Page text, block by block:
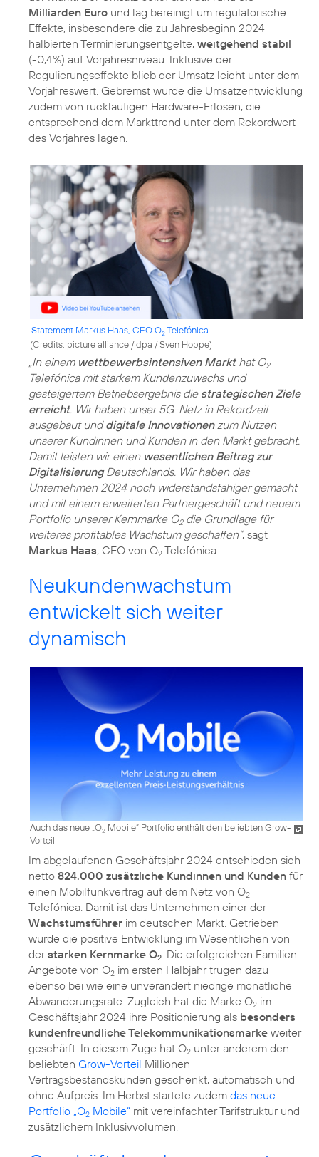
Milliarden Euro und lag bereinigt um regulatorische
Effekte, insbesondere die zu Jahresbeginn 2024
halbierten Terminierungsentgelte, weitgehend stabil
(-0,4%) auf Vorjahresniveau. Inklusive der
Regulierungseffekte blieb der Umsatz leicht unter dem
Vorjahreswert. Gebremst wurde die Umsatzentwicklung
zudem von rückläufigen Hardware-Erlösen, die
entsprechend dem Markttrend unter dem Rekordwert
des Vorjahres lagen.
Statement Markus Haas, CEO O2Telefónica
(Credits: picture alliance / dpa / Sven Hoppe)
„In einem wettbewerbsintensiven Markthat O2
Telefónica mit starkem Kundenzuwachs und
gesteigertem Betriebsergebnis die strategischen Ziele
erreicht. Wir haben unser 5G-Netz in Rekordzeit
ausgebaut unddigitale Innovationenzum Nutzen
unserer Kundinnen und Kunden in den Markt gebracht.
Damit leisten wir einen wesentlichen Beitrag zur
DigitalisierungDeutschlands. Wir haben das
Unternehmen 2024 noch widerstandsfähiger gemacht
und mit einem erweiterten Partnergeschäft und neuem
Portfolio unserer Kernmarke O2die Grundlage für
weiteres profitables Wachstum geschaffen“, sagt
Markus Haas, CEO von O2 Telefónica.
Neukundenwachstum
entwickelt sich weiter
dynamisch
Auch das neue „O2 Mobile” Portfolio enthält den beliebten Grow-
Vorteil
Im abgelaufenen Geschäftsjahr 2024 entschieden sich
netto 824.000 zusätzliche Kundinnen und Kunden für
einen Mobilfunkvertrag auf dem Netz von O2
Telefónica. Damit ist das Unternehmen einer der
Wachstumsführer im deutschen Markt. Getrieben
wurde die positive Entwicklung im Wesentlichen von
derstarken Kernmarke O2. Die erfolgreichen Familien-
Angebote von O2 im ersten Halbjahr trugen dazu
ebenso bei wie eine unverändert niedrige monatliche
Abwanderungsrate. Zugleich hat die Marke O2 im
Geschäftsjahr 2024 ihre Positionierung als besonders
kundenfreundliche Telekommunikationsmarke weiter
geschärft. In diesem Zuge hat O2 unter anderem den
beliebten Grow-Vorteil Millionen
Vertragsbestandskunden geschenkt, automatisch und
ohne Aufpreis. Im Herbst startete zudem das neue
Portfolio „O2 Mobile“ mit vereinfachter Tarifstruktur und
zusätzlichem Inklusivvolumen.